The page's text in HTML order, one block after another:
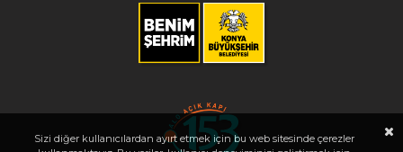
Sizi diğer kullanıcılardan ayırt etmek için bu web sitesinde çerezler